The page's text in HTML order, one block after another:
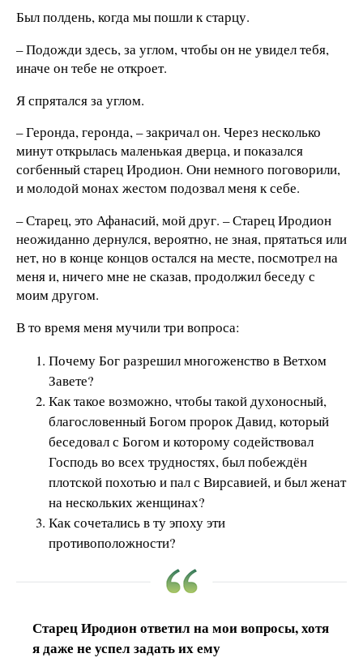
Был полдень, когда мы пошли к старцу.
– Подожди здесь, за углом, чтобы он не увидел тебя,
иначе он тебе не откроет.
Я спрятался за углом.
– Геронда, геронда, – закричал он. Через несколько
минут открылась маленькая дверца, и показался
согбенный старец Иродион. Они немного поговорили,
и молодой монах жестом подозвал меня к себе.
– Старец, это Афанасий, мой друг. – Старец Иродион
неожиданно дернулся, вероятно, не зная, прятаться или
нет, но в конце концов остался на месте, посмотрел на
меня и, ничего мне не сказав, продолжил беседу с
моим другом.
В то время меня мучили три вопроса:
Почему Бог разрешил многоженство в Ветхом
Завете?
Как такое возможно, чтобы такой духоносный,
благословенный Богом пророк Давид, который
беседовал с Богом и которому содействовал
Господь во всех трудностях, был побеждён
плотской похотью и пал с Вирсавией, и был женат
на нескольких женщинах?
Как сочетались в ту эпоху эти
противоположности?
Старец Иродион ответил на мои вопросы, хотя
я даже не успел задать их ему